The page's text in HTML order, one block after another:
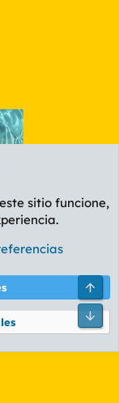
Ayuda
Ltd.
sitio funcione,
Pie